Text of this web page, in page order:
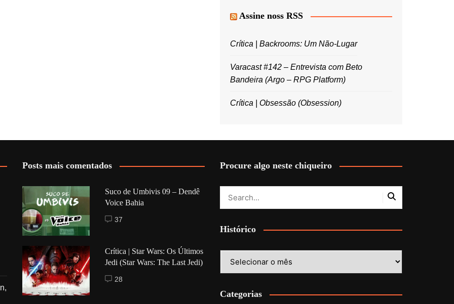
Assine noss RSS
Crítica | Backrooms: Um Não-Lugar
Varacast #142 – Entrevista com Beto
Bandeira (Argo – RPG Platform)
Crítica | Obsessão (Obsession)
Posts mais comentados
Suco de Umbivis 09 – Dendê
Voice Bahia
37
Crítica | Star Wars: Os Últimos
Jedi (Star Wars: The Last Jedi)
28
Procure algo neste chiqueiro
Histórico
Categorias